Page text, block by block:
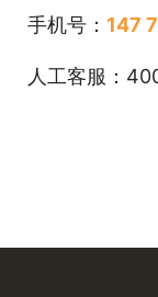
手机号： 147
人工客服：